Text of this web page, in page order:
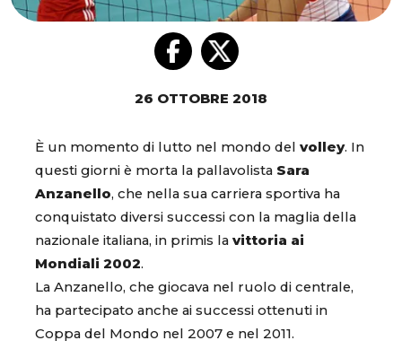
26 OTTOBRE 2018
È un momento di lutto nel mondo del volley. In
questi giorni è morta la pallavolista Sara
Anzanello, che nella sua carriera sportiva ha
conquistato diversi successi con la maglia della
nazionale italiana, in primis la vittoria ai
Mondiali 2002.
La Anzanello, che giocava nel ruolo di centrale,
ha partecipato anche ai successi ottenuti in
Coppa del Mondo nel 2007 e nel 2011.